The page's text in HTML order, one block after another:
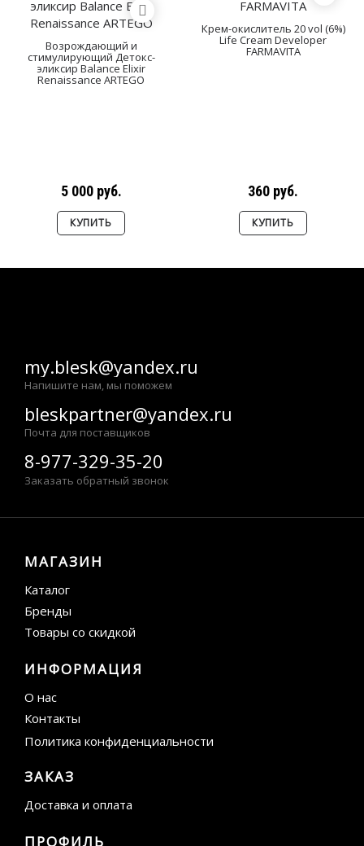
Возрождающий и
стимулирующий Детокс-
эликсир Balance Elixir
Renaissance ARTEGO
5 000 руб.
КУПИТЬ
Крем-окислитель 20 vol (6%)
Life Cream Developer
FARMAVITA
360 руб.
КУПИТЬ
my.blesk@yandex.ru
Напишите нам, мы поможем
bleskpartner@yandex.ru
Почта для поставщиков
8-977-329-35-20
Заказать обратный звонок
МАГАЗИН
Каталог
Бренды
Товары со скидкой
ИНФОРМАЦИЯ
О нас
Контакты
Политика конфиденциальности
ЗАКАЗ
Доставка и оплата
ПРОФИЛЬ